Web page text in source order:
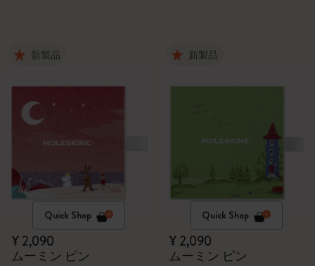
新製品
Quick Shop
¥ 2,090
ムーミン ピン
新製品
Quick Shop
¥ 2,090
ムーミン ピン